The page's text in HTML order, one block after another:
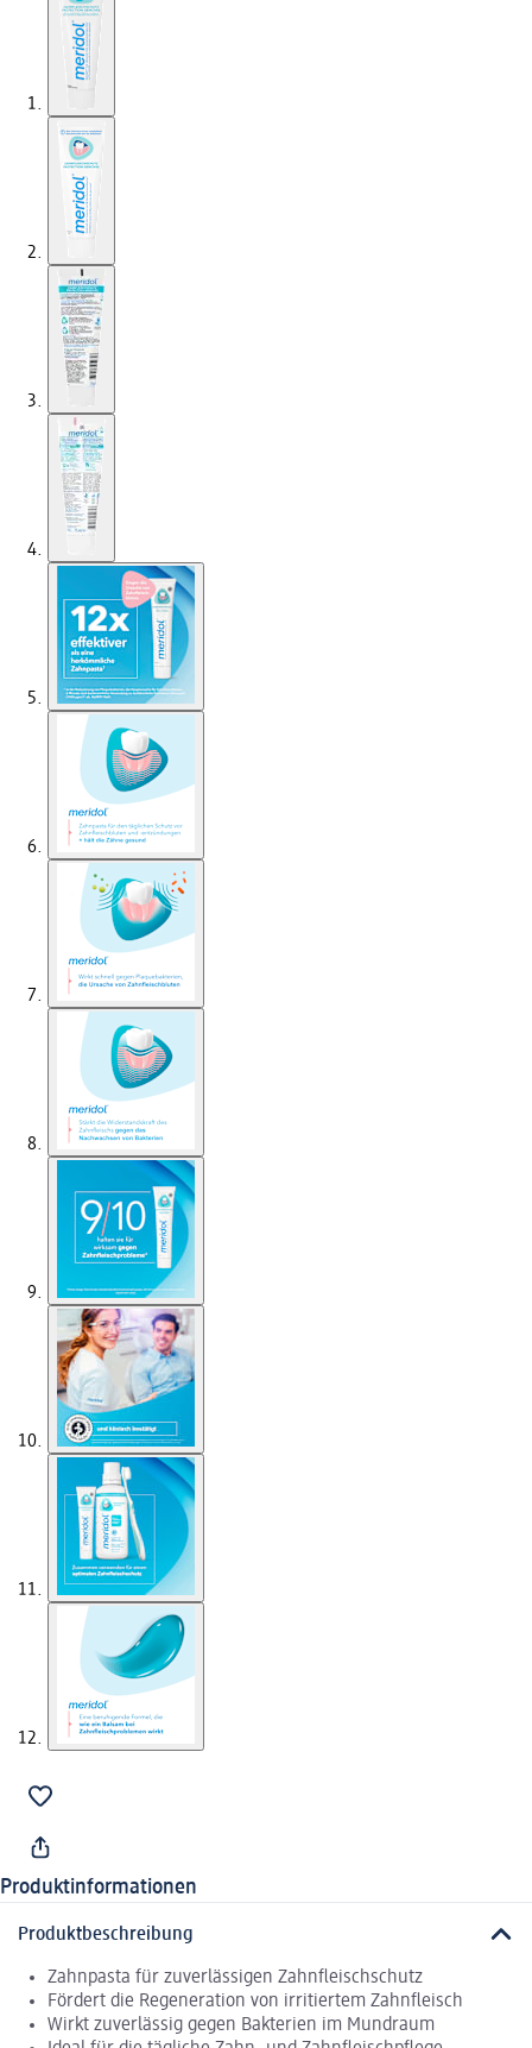
Produktinformationen
Produktbeschreibung
Zahnpasta für zuverlässigen Zahnfleischschutz
Fördert die Regeneration von irritiertem Zahnfleisch
Wirkt zuverlässig gegen Bakterien im Mundraum